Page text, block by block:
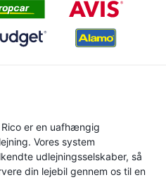
Rico er en uafhængig
Vores system
udlejningsselskaber, så
din lejebil gennem os til en